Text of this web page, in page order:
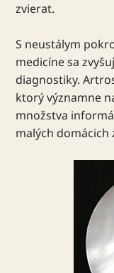
zvierat.
S neustálym
medicíne sa
diagnostiky.
ktorý významne
množstva
malých domácich